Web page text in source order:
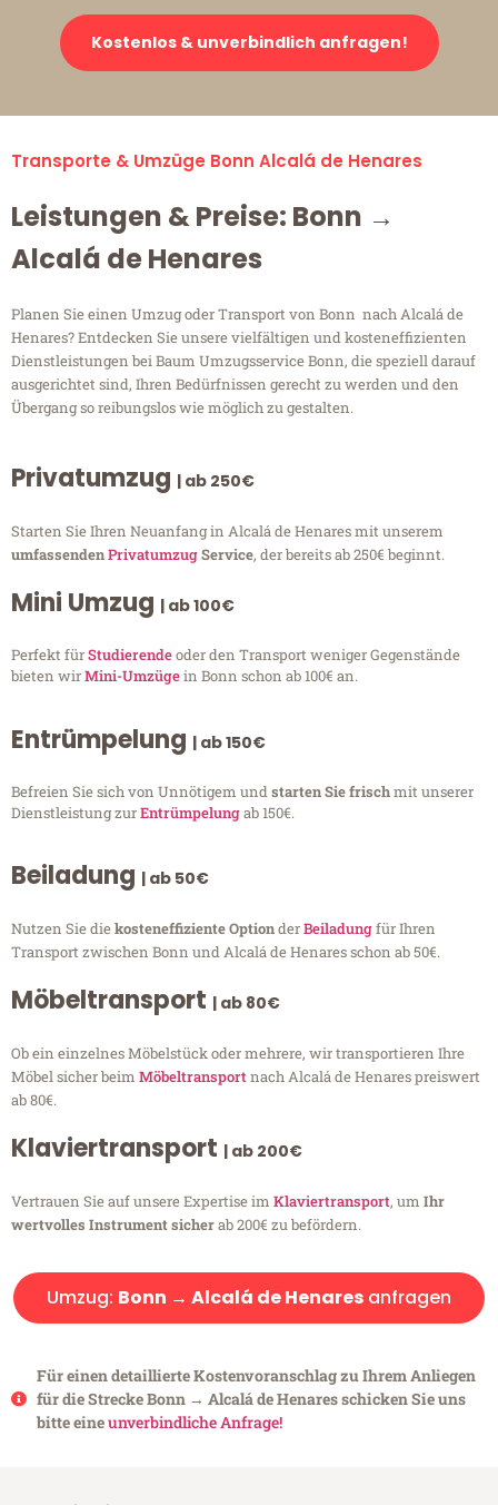
Kostenlos & unverbindlich anfragen!
Transporte & Umzüge Bonn Alcalá de Henares
Leistungen & Preise: Bonn →
Alcalá de Henares
Planen Sie einen Umzug oder Transport von Bonn nach Alcalá de
Henares? Entdecken Sie unsere vielfältigen und kosteneffizienten
Dienstleistungen bei Baum Umzugsservice Bonn, die speziell darauf
ausgerichtet sind, Ihren Bedürfnissen gerecht zu werden und den
Übergang so reibungslos wie möglich zu gestalten.
Privatumzug | ab 250€
Starten Sie Ihren Neuanfang in Alcalá de Henares mit unserem
umfassendenPrivatumzugService, der bereits ab 250€ beginnt.
Mini Umzug | ab 100€
Perfekt fürStudierendeoder den Transport weniger Gegenstände
bieten wirMini-Umzügein Bonn schon ab 100€ an.
Entrümpelung | ab 150€
Befreien Sie sich von Unnötigem undstarten Sie frischmit unserer
Dienstleistung zurEntrümpelungab 150€.
Beiladung | ab 50€
Nutzen Sie diekosteneffiziente OptionderBeiladungfür Ihren
Transport zwischen Bonn und Alcalá de Henares schon ab 50€.
Möbeltransport | ab 80€
Ob ein einzelnes Möbelstück oder mehrere, wir transportieren Ihre
Möbel sicher beim Möbeltransportnach Alcalá de Henares preiswert
ab 80€.
Klaviertransport | ab 200€
Vertrauen Sie auf unsere Expertise im Klaviertransport, um Ihr
wertvolles Instrument sicherab 200€ zu befördern.
Umzug: Bonn → Alcalá de Henares anfragen
Für einen detaillierte Kostenvoranschlag zu Ihrem Anliegen
für die Strecke Bonn → Alcalá de Henares schicken Sie uns
bitte eineunverbindliche Anfrage!